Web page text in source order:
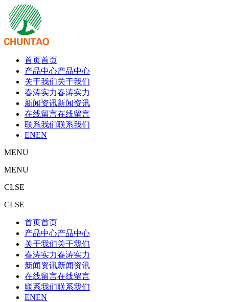
首页首页
产品中心产品中心
关于我们关于我们
春涛实力春涛实力
新闻资讯新闻资讯
在线留言在线留言
联系我们联系我们
ENEN
MENU
MENU
CLSE
CLSE
首页首页
产品中心产品中心
关于我们关于我们
春涛实力春涛实力
新闻资讯新闻资讯
在线留言在线留言
联系我们联系我们
ENEN